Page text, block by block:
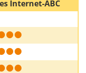
Internet-ABC